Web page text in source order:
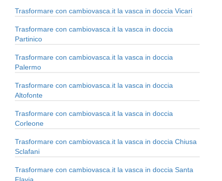
Trasformare con cambiovasca.it la vasca in doccia Vicari
Trasformare con cambiovasca.it la vasca in doccia
Partinico
Trasformare con cambiovasca.it la vasca in doccia
Palermo
Trasformare con cambiovasca.it la vasca in doccia
Altofonte
Trasformare con cambiovasca.it la vasca in doccia
Corleone
Trasformare con cambiovasca.it la vasca in doccia Chiusa
Sclafani
Trasformare con cambiovasca.it la vasca in doccia Santa